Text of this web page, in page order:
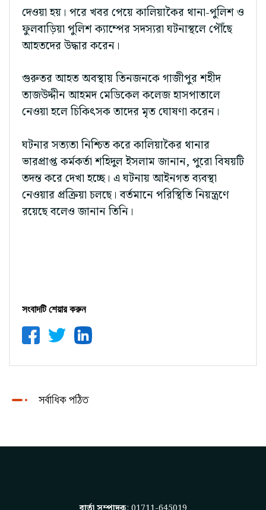
দেওয়া হয়। পরে খবর পেয়ে কালিয়াকৈর থানা-পুলিশ ও
ফুলবাড়িয়া পুলিশ ক্যাম্পের সদস্যরা ঘটনাস্থলে পৌঁছে
আহতদের উদ্ধার করেন।
গুরুতর আহত অবস্থায় তিনজনকে গাজীপুর শহীদ
তাজউদ্দীন আহমদ মেডিকেল কলেজ হাসপাতালে
নেওয়া হলে চিকিৎসক তাদের মৃত ঘোষণা করেন।
ঘটনার সত্যতা নিশ্চিত করে কালিয়াকৈর থানার
ভারপ্রাপ্ত কর্মকর্তা শহিদুল ইসলাম জানান, পুরো বিষয়টি
তদন্ত করে দেখা হচ্ছে। এ ঘটনায় আইনগত ব্যবস্থা
নেওয়ার প্রক্রিয়া চলছে। বর্তমানে পরিস্থিতি নিয়ন্ত্রণে
রয়েছে বলেও জানান তিনি।
সংবাদটি শেয়ার করুন
সর্বাধিক পঠিত